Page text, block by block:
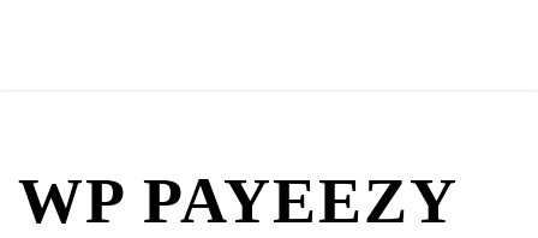
WP PAYEEZY